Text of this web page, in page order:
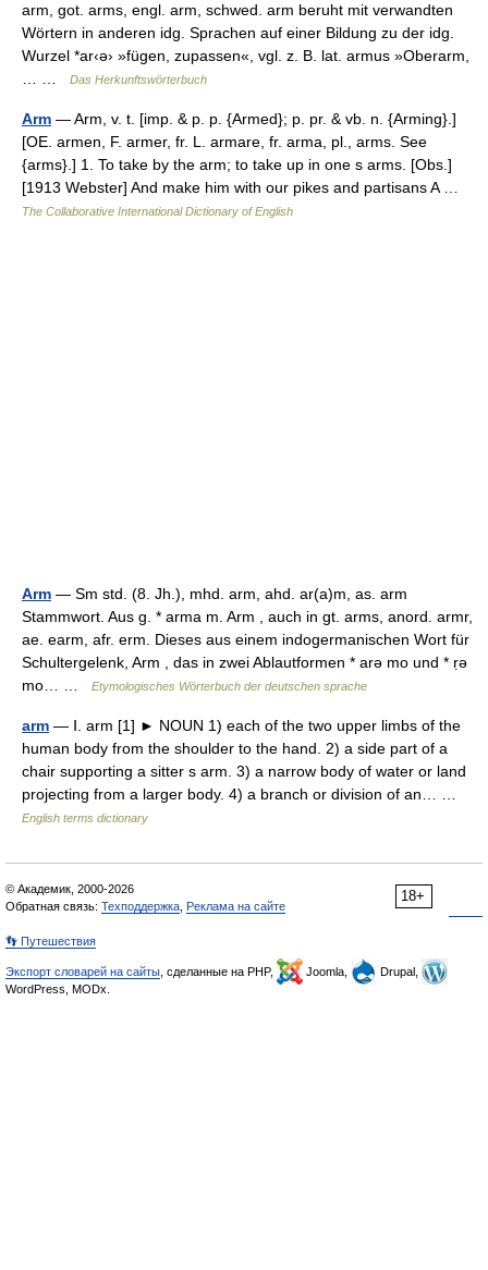
arm, got. arms, engl. arm, schwed. arm beruht mit verwandten
Wörtern in anderen idg. Sprachen auf einer Bildung zu der idg.
Wurzel *ar‹ə› »fügen, zupassen«, vgl. z. B. lat. armus »Oberarm,
Das Herkunftswörterbuch
Arm — Arm, v. t. [imp. & p. p. {Armed}; p. pr. & vb. n. {Arming}.]
[OE. armen, F. armer, fr. L. armare, fr. arma, pl., arms. See
{arms}.] 1. To take by the arm; to take up in one s arms. [Obs.]
[1913 Webster] And make him with our pikes and partisans A …
The Collaborative International Dictionary of English
Arm — Sm std. (8. Jh.), mhd. arm, ahd. ar(a)m, as. arm
Stammwort. Aus g. * arma m. Arm , auch in gt. arms, anord. armr,
ae. earm, afr. erm. Dieses aus einem indogermanischen Wort für
Schultergelenk, Arm , das in zwei Ablautformen * arə mo und * ṛə
mo… …
Etymologisches Wörterbuch der deutschen sprache
arm — Ⅰ. arm [1] ► NOUN 1) each of the two upper limbs of the
human body from the shoulder to the hand. 2) a side part of a
chair supporting a sitter s arm. 3) a narrow body of water or land
projecting from a larger body. 4) a branch or division of an… …
English terms dictionary
18+
© Академик, 2000-2026
Обратная связь: Техподдержка Реклама на сайте
👣 Путешествия
Экспорт словарей на сайты , сделанные на PHP, Joomla,
Drupal,
WordPress, MODx.